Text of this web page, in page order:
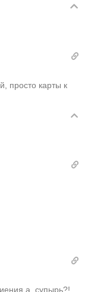
просто карты к
а, супырь?!